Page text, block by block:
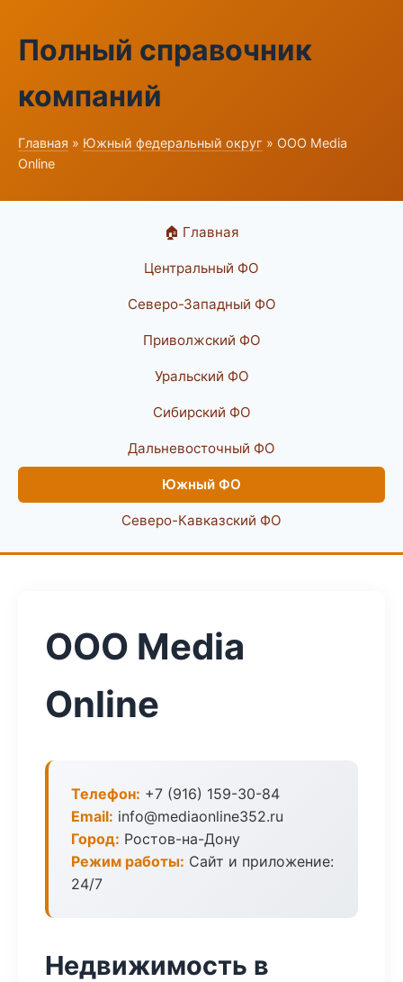
Полный справочник
компаний
Главная » Южный федеральный округ » ООО Media
Online
🏠 Главная
Центральный ФО
Северо-Западный ФО
Приволжский ФО
Уральский ФО
Сибирский ФО
Дальневосточный ФО
Южный ФО
Северо-Кавказский ФО
ООО Media
Online
Телефон: +7 (916) 159-30-84
Email: info@mediaonline352.ru
Город: Ростов-на-Дону
Режим работы: Сайт и приложение:
24/7
Недвижимость в